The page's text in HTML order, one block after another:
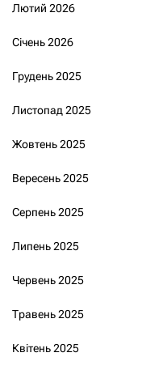
Лютий 2026
Січень 2026
Грудень 2025
Листопад 2025
Жовтень 2025
Вересень 2025
Серпень 2025
Липень 2025
Червень 2025
Травень 2025
Квітень 2025